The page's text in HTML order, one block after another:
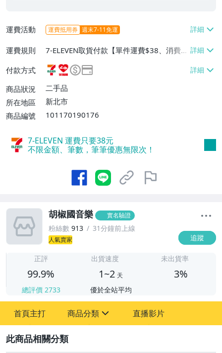
運費活動 運費抵用券 週末7-11免運
運費規則
7-ELEVEN取貨付款【單件運費$38、消費滿
$2200免運費】、7-ELEVEN取貨不付款
【單件運費$38、消費滿$2000免運費】、
萊爾富取貨付款【單件運費$60、消費滿$2
200免運費】、郵局掛號【單件運費$42、
付款方式
商品狀況
二手品
所在地區
新北市
商品編號
101170190176
7-ELEVEN 運費只要38元
不限金額、筆數，筆筆優惠無限次！
胡椒國音樂 實名驗證
粉絲數 913 31分鐘前上線
人氣賣家 追蹤
正評
99.9%
總評價 2733
出貨速度
1~2 天
優於全站平均
未出貨率
3%
首頁主打 商品分類
圖書/影音/文具
直播影片